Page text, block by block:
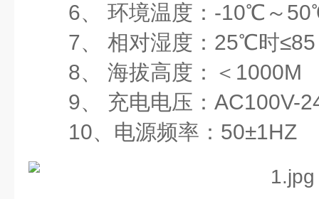
6、 环境温度：-10℃～
7、 相对湿度：25℃时
8、 海拔高度：＜1000M
9、 充电电压：AC100V-
10、电源频率：50±1HZ